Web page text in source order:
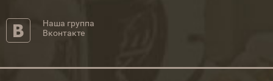
Наша группа
Вконтакте